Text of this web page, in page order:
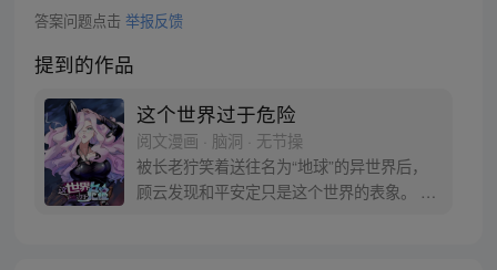
答案问题点击 举报反馈
提到的作品
这个世界过于危险
阅文漫画 · 脑洞 · 无节操
被长老狞笑着送往名为“地球”的异世界后，
顾云发现和平安定只是这个世界的表象。 恶